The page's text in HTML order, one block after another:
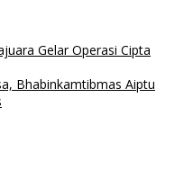
Gelar Operasi Cipta
Bhabinkamtibmas Aiptu